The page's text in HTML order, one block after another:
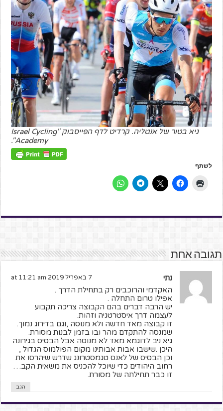
גיא בטור של אנטליה. קרדיט לדף הפייסבוק "Israel Cycling
Academy".
לשתף
תגובה אחת
נתי 7 באפריל 2019 at 11:21 am
האקדמי והרוכבים רק בתחילת הדרך .
אפילו טרום התחלה .
יש הרבה דברים בהם הקבוצה צריכה תקבוע
לעצמה דרך איסטרטגיה וזהות.
זו קבוצה מאד חדשה ולא מנוסה ,וגם בדירוג נמוך.
שמנסה להתקדם מהר ובו בזמן לבנות מסורת.
גיא ניב לדוגמא מאד לא מנוסה אבל הבסיס בגירונה
היכן .שישבו אבות אבותינו מקום הפולמוס הגדול ,
וכן הבסיס של לאנס טגמסטרונג שדרש שיהרסו את
רחוב היהודים כדי שיוכל להכניס את משאית הקב…
זו כבר תחילתה של מסורת.
הגב